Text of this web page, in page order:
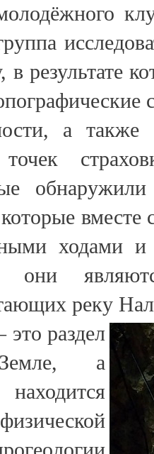
в результате
а также
точек
вместе
ходами и
они
реку
это раздел
а